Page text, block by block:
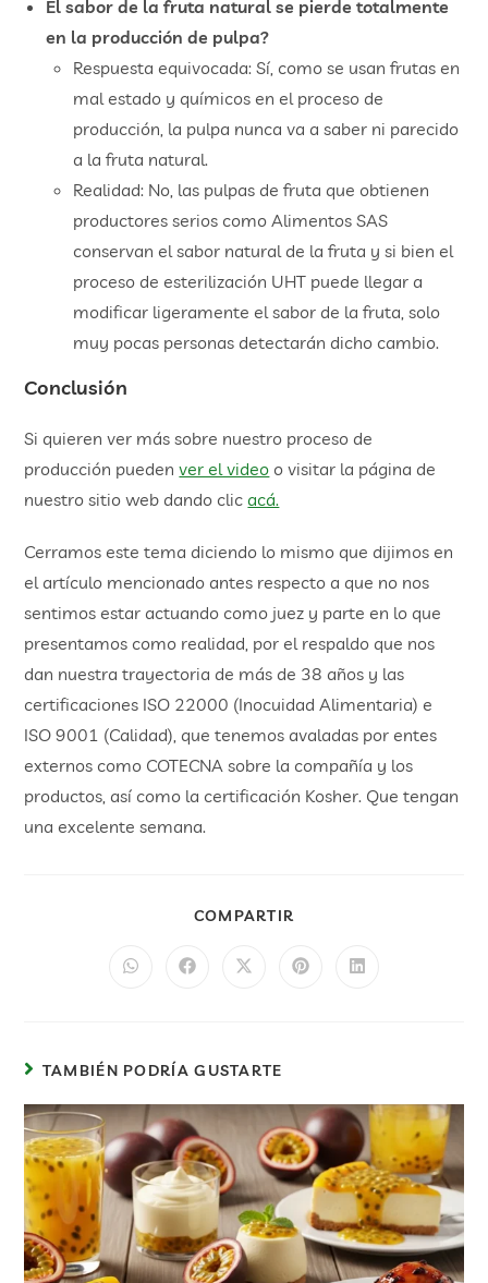
El sabor de la fruta natural se pierde totalmente
en la producción de pulpa?
Respuesta equivocada: Sí, como se usan frutas en
mal estado y químicos en el proceso de
producción, la pulpa nunca va a saber ni parecido
a la fruta natural.
Realidad: No, las pulpas de fruta que obtienen
productores serios como Alimentos SAS
conservan el sabor natural de la fruta y si bien el
proceso de esterilización UHT puede llegar a
modificar ligeramente el sabor de la fruta, solo
muy pocas personas detectarán dicho cambio.
Conclusión
Si quieren ver más sobre nuestro proceso de
producción puedenver el video o visitar la página de
nuestro sitio web dando clicacá.
Cerramos este tema diciendo lo mismo que dijimos en
el artículo mencionado antes respecto a que no nos
sentimos estar actuando como juez y parte en lo que
presentamos como realidad, por el respaldo que nos
dan nuestra trayectoria de más de 38 años y las
certificaciones ISO 22000 (Inocuidad Alimentaria) e
ISO 9001 (Calidad), que tenemos avaladas por entes
externos como COTECNA sobre la compañía y los
productos, así como la certificación Kosher. Que tengan
una excelente semana.
COMPARTIR
TAMBIÉN PODRÍA GUSTARTE